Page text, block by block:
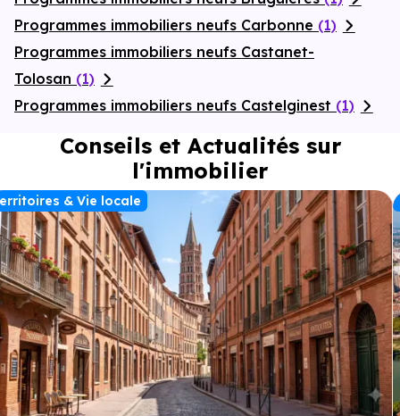
Programmes immobiliers neufs Carbonne (1)
Programmes immobiliers neufs Castanet-
Tolosan (1)
Programmes immobiliers neufs Castelginest (1)
Conseils et Actualités sur
l'immobilier
& Vie locale